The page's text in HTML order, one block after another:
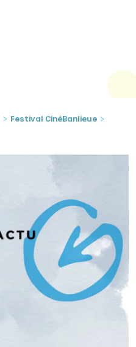
> Festival CinéBanlieue >